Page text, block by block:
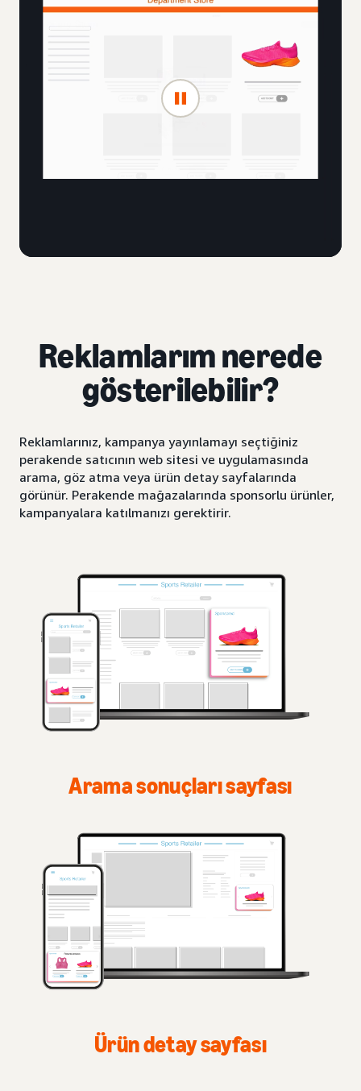
Reklamlarım nerede
gösterilebilir?
Reklamlarınız, kampanya yayınlamayı seçtiğiniz
perakende satıcının web sitesi ve uygulamasında
arama, göz atma veya ürün detay sayfalarında
görünür. Perakende mağazalarında sponsorlu ürünler,
kampanyalara katılmanızı gerektirir.
Arama sonuçları sayfası
Ürün detay sayfası